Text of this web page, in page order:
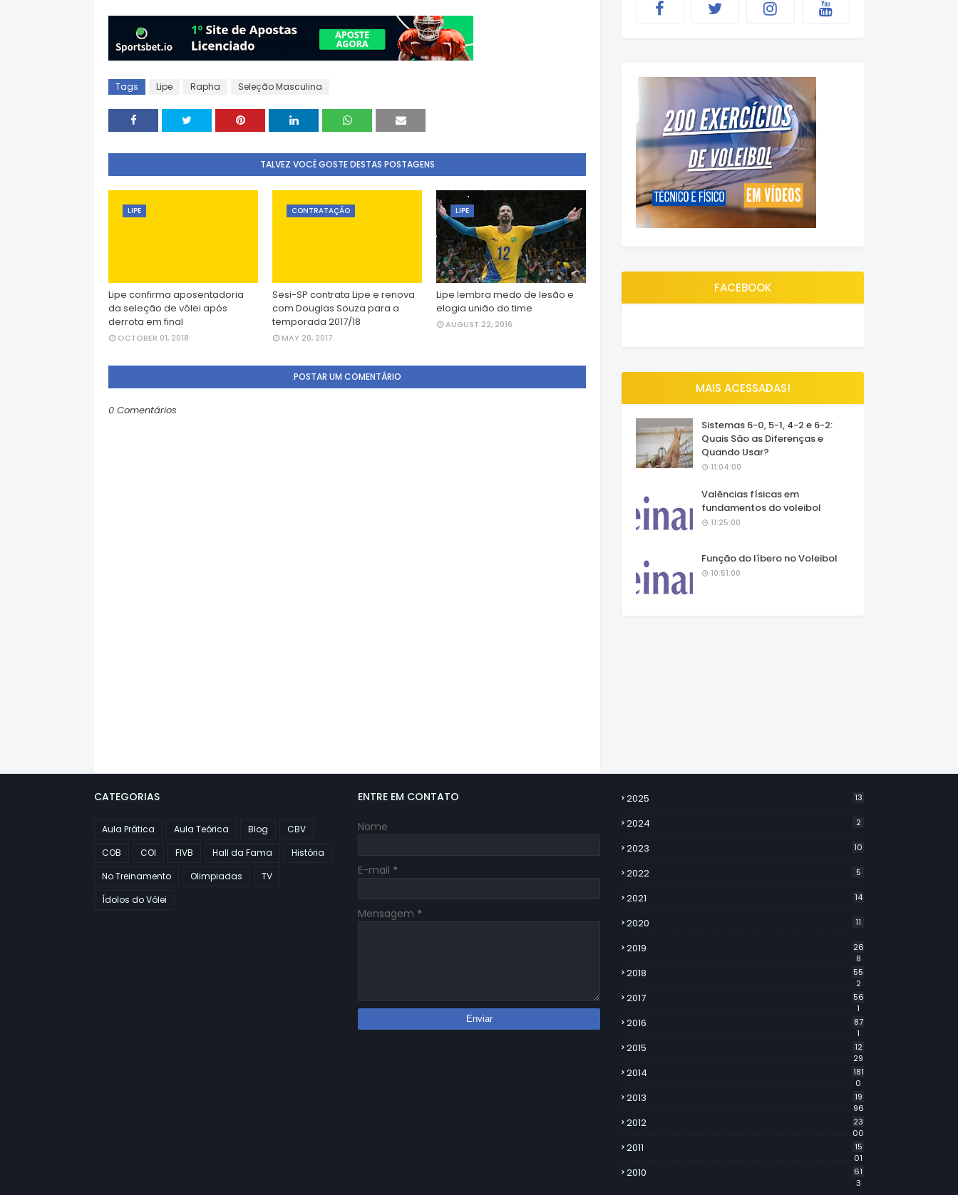
Tags Lipe Rapha Seleção Masculina
TALVEZ VOCÊ GOSTE DESTAS POSTAGENS
LIPE
Lipe confirma aposentadoria
da seleção de vôlei após
derrota em final
OCTOBER 01, 2018
CONTRATAÇÃO
Sesi-SP contrata Lipe e renova
com Douglas Souza para a
temporada 2017/18
MAY 20, 2017
LIPE
Lipe lembra medo de lesão e
elogia união do time
AUGUST 22, 2016
POSTAR UM COMENTÁRIO
0 Comentários
FACEBOOK
MAIS ACESSADAS!
Sistemas 6-0, 5-1, 4-2 e 6-2:
Quais São as Diferenças e
Quando Usar?
11:04:00
Valências físicas em
fundamentos do voleibol
11:25:00
Função do líbero no Voleibol
10:51:00
CATEGORIAS
Aula Prática Aula Teórica Blog
CBV
COB
COI FIVB Hall da Fama
História
No Treinamento
Olimpiadas
TV
Ídolos do Vôlei
ENTRE EM CONTATO
Nome
E-mail *
Mensagem *
2025 13
2024 2
2023 10
2022 5
2021 14
2020 11
2019
26
8
2018
55
2
2017
56
1
2016
87
1
2015
12
29
2014
181
0
2013
19
96
2012
23
00
2011
15
01
2010
61
3